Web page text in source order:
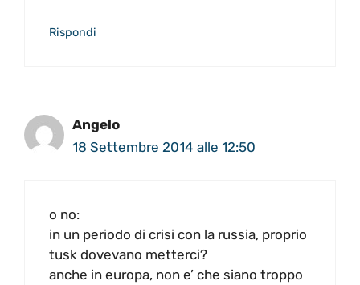
Rispondi
Angelo
18 Settembre 2014 alle 12:50
o no:
in un periodo di crisi con la russia, proprio
tusk dovevano metterci?
anche in europa, non e’ che siano troppo